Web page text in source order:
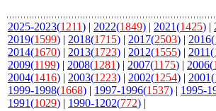
2025-2023(1211) | 2022(1849) | 2021(1425) |
2019(1599) | 2018(1715) | 2017(2503) | 2016(
2014(1670) | 2013(1723) | 2012(1555) | 2011(
2009(1199) | 2008(1281) | 2007(1175) | 2006(
2004(1416) | 2003(1223) | 2002(1254) | 2001(
1999-1998(1668) | 1997-1996(1537) | 1995-
1991(1029) | 1990-1202(772) |